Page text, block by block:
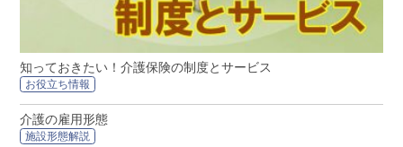
知っておきたい！介護保険の制度とサービス
お役立ち情報
介護の雇用形態
施設形態解説